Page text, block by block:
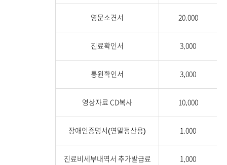
영문소견서 20,000
진료확인서 3,000
통원확인서 3,000
영상자료 CD복사 10,000
장애인증명서(연말정산용) 1,000
진료비세부내역서 추가발급료 1,000